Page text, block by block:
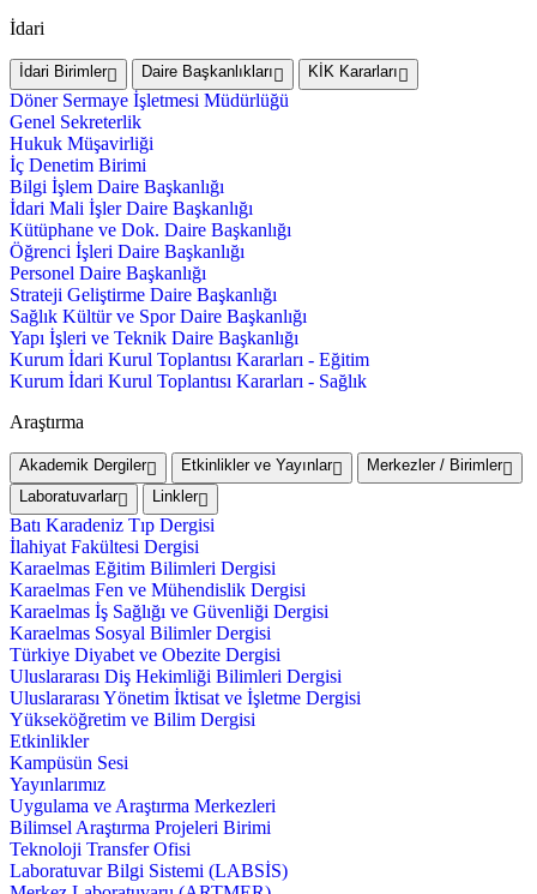
İdari
İdari Birimler Daire Başkanlıkları KİK Kararları
Döner Sermaye İşletmesi Müdürlüğü
Genel Sekreterlik
Hukuk Müşavirliği
İç Denetim Birimi
Bilgi İşlem Daire Başkanlığı
İdari Mali İşler Daire Başkanlığı
Kütüphane ve Dok. Daire Başkanlığı
Öğrenci İşleri Daire Başkanlığı
Personel Daire Başkanlığı
Strateji Geliştirme Daire Başkanlığı
Sağlık Kültür ve Spor Daire Başkanlığı
Yapı İşleri ve Teknik Daire Başkanlığı
Kurum İdari Kurul Toplantısı Kararları - Eğitim
Kurum İdari Kurul Toplantısı Kararları - Sağlık
Araştırma
Akademik Dergiler Etkinlikler ve Yayınlar
Merkezler / Birimler
Laboratuvarlar
Linkler
Batı Karadeniz Tıp Dergisi
İlahiyat Fakültesi Dergisi
Karaelmas Eğitim Bilimleri Dergisi
Karaelmas Fen ve Mühendislik Dergisi
Karaelmas İş Sağlığı ve Güvenliği Dergisi
Karaelmas Sosyal Bilimler Dergisi
Türkiye Diyabet ve Obezite Dergisi
Uluslararası Diş Hekimliği Bilimleri Dergisi
Uluslararası Yönetim İktisat ve İşletme Dergisi
Yükseköğretim ve Bilim Dergisi
Etkinlikler
Kampüsün Sesi
Yayınlarımız
Uygulama ve Araştırma Merkezleri
Bilimsel Araştırma Projeleri Birimi
Teknoloji Transfer Ofisi
Laboratuvar Bilgi Sistemi (LABSİS)